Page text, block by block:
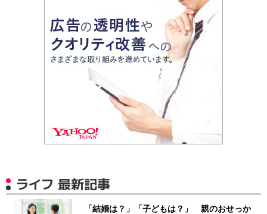
ライフ 最新記事
「結婚は？」「子どもは？」 親のおせっか